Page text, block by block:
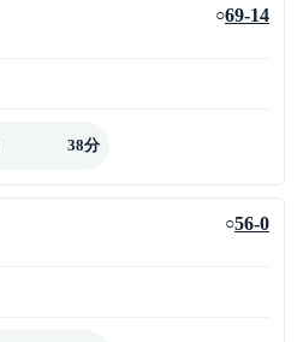
○69-14
38分
○56-0